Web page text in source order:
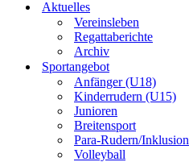
Aktuelles
Vereinsleben
Regattaberichte
Archiv
Sportangebot
Anfänger (U18)
Kinderrudern (U15)
Junioren
Breitensport
Para-Rudern/Inklusion
Volleyball